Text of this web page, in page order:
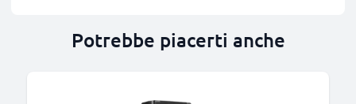
Potrebbe piacerti anche